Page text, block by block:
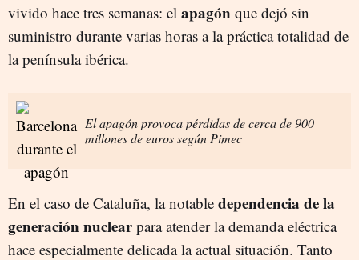
vivido hace tres semanas: el apagón que dejó sin
suministro durante varias horas a la práctica totalidad de
la península ibérica.
El apagón provoca pérdidas de cerca de 900
millones de euros según Pimec
En el caso de Cataluña, la notable dependencia de la
generación nuclearpara atender la demanda eléctrica
hace especialmente delicada la actual situación. Tanto